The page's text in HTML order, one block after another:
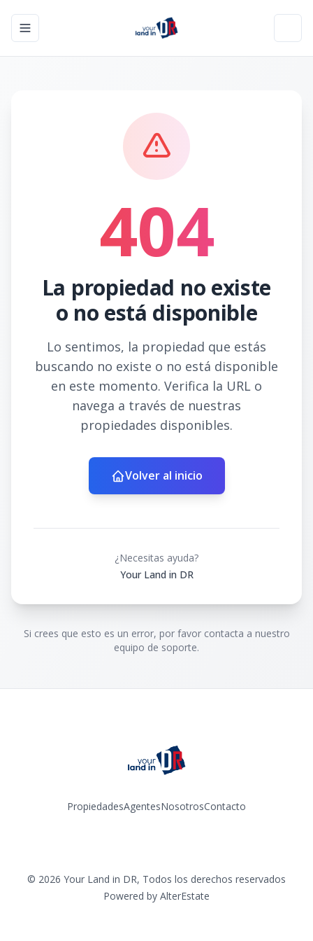
Toggle navigation menu
404
La propiedad no existe
o no está disponible
Lo sentimos, la propiedad que estás
buscando no existe o no está disponible
en este momento. Verifica la URL o
navega a través de nuestras
propiedades disponibles.
Volver al inicio
¿Necesitas ayuda?
Your Land in DR
Si crees que esto es un error, por favor contacta a nuestro
equipo de soporte.
PropiedadesAgentesNosotrosContacto
© 2026 Your Land in DR, Todos los derechos reservados
Powered by AlterEstate